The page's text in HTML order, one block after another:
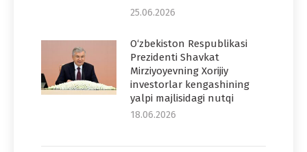
25.06.2026
O‘zbekiston Respublikasi
Prezidenti Shavkat
Mirziyoyevning Xorijiy
investorlar kengashining
yalpi majlisidagi nutqi
18.06.2026